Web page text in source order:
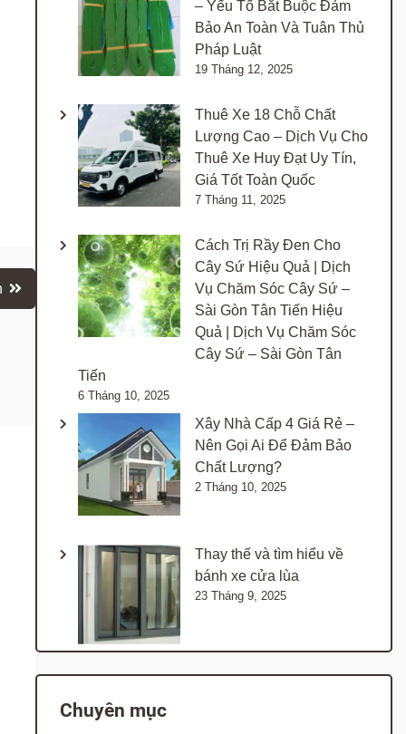
– Yếu Tố Bắt Buộc Đảm
Bảo An Toàn Và Tuân Thủ
Pháp Luật
19 Tháng 12, 2025
Thuê Xe 18 Chỗ Chất
Lượng Cao – Dịch Vụ Cho
Thuê Xe Huy Đạt Uy Tín,
Giá Tốt Toàn Quốc
7 Tháng 11, 2025
Cách Trị Rầy Đen Cho
Cây Sứ Hiệu Quả | Dịch
Vụ Chăm Sóc Cây Sứ –
Sài Gòn Tân Tiến Hiệu
Quả | Dịch Vụ Chăm Sóc
Cây Sứ – Sài Gòn Tân
Tiến
6 Tháng 10, 2025
Xây Nhà Cấp 4 Giá Rẻ –
Nên Gọi Ai Để Đảm Bảo
Chất Lượng?
2 Tháng 10, 2025
Thay thế và tìm hiểu về
bánh xe cửa lùa
23 Tháng 9, 2025
Chuyên mục